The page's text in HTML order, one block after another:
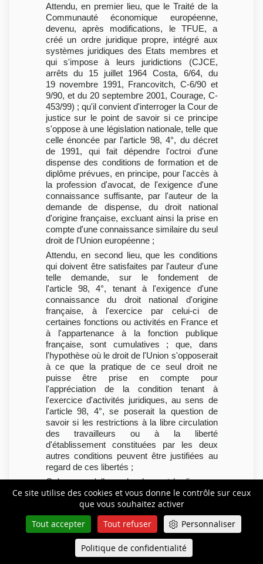
Ce site utilise des cookies et vous donne le contrôle sur ceux
que vous souhaitez activer
Tout accepter
Tout refuser Personnaliser
Politique de confidentialité
Attendu, en premier lieu, que le Traité de la
Communauté économique européenne,
devenu, après modifications, le TFUE, a
créé un ordre juridique propre, intégré aux
systèmes juridiques des Etats membres et
qui s'impose à leurs juridictions (CJCE,
arrêts du 15 juillet 1964 Costa, 6/64, du
19 novembre 1991, Francovitch, C-6/90 et
9/90, et du 20 septembre 2001, Courage, C-
453/99) ; qu'il convient d'interroger la Cour de
justice sur le point de savoir si ce principe
s'oppose à une législation nationale, telle que
celle énoncée par l'article 98, 4°, du décret
de 1991, qui fait dépendre l'octroi d'une
dispense des conditions de formation et de
diplôme prévues, en principe, pour l'accès à
la profession d'avocat, de l'exigence d'une
connaissance suffisante, par l'auteur de la
demande de dispense, du droit national
d'origine française, excluant ainsi la prise en
compte d'une connaissance similaire du seul
droit de l'Union européenne ;
Attendu, en second lieu, que les conditions
qui doivent être satisfaites par l'auteur d'une
telle demande, sur le fondement de
l'article 98, 4°, tenant à l'exigence d'une
connaissance du droit national d'origine
française, à l'exercice par celui-ci de
certaines fonctions ou activités en France et
à l'appartenance à la fonction publique
française, sont cumulatives ; que, dans
l'hypothèse où le droit de l'Union s'opposerait
à ce que la pratique de ce seul droit ne
puisse être prise en compte pour
l'appréciation de la condition tenant à
l'exercice d'activités juridiques, au sens de
l'article 98, 4°, se poserait la question de
savoir si les restrictions à la libre circulation
des travailleurs ou à la liberté
d'établissement constituées par les deux
autres conditions peuvent être justifiées au
regard de ces libertés ;
Qu'en ce qu'elles subordonnent la dispense
de formation et de diplôme, pour l'accès à la
profession d'avocat, à l'exercice d'une
activité ou d'une fonction juridique pendant
une durée suffisante en France, les
dispositions de l'article 11, 2°, ont été
considérées par le Conseil constitutionnel
français comme n'étant pas contraires au
Queue-Fair